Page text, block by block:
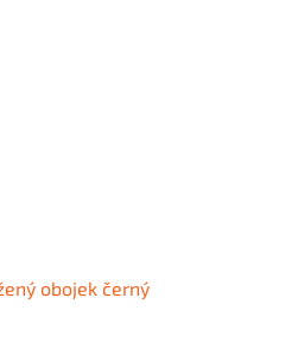
obojek černý